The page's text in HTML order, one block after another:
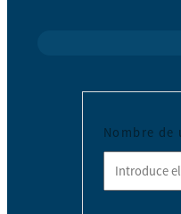
Nombre de